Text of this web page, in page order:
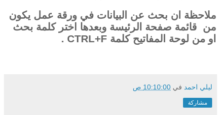
ملاحظة ان بحث عن البيانات في ورقة عمل يكون
من قائمة صفحة الرئيسة وبعدها اختر كلمة بحث
او من لوحة المفاتيح كلمة CTRL+F
.
ليلي احمد في 10:10:00 ص
مشاركة